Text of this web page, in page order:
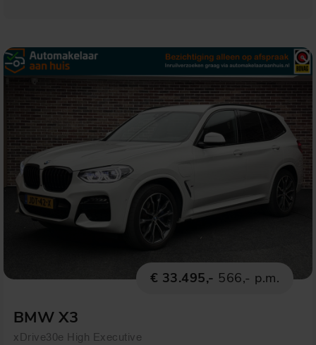
€ 33.495,- 566,- p.m.
BMW X3
xDrive30e High Executive